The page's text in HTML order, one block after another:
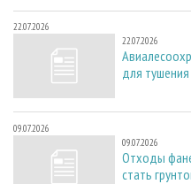
22.07.2026
22.07.2026
для
09.07.2026
09.07.2026
Отходы
стать